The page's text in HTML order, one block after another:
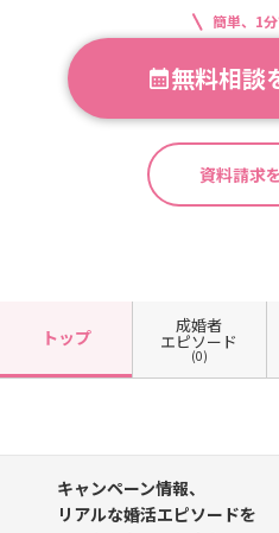
簡単、1
無料相談
資料請求
トップ
成婚者
エピソード
(0)
キャンペーン情報、
リアルな婚活エピソードを